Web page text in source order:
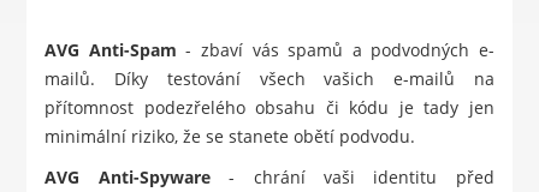
AVG Anti-Spam - zbaví vás spamů a podvodných e-
mailů. Díky testování všech vašich e-mailů na
přítomnost podezřelého obsahu či kódu je tady jen
minimální riziko, že se stanete obětí podvodu.
AVG Anti-Spyware- chrání vaši identitu před